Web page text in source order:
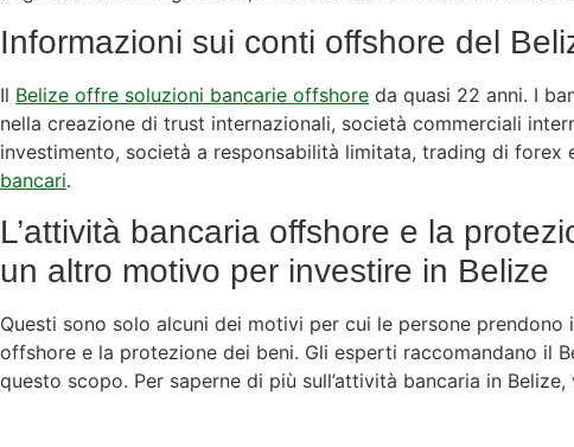
Informazioni sui conti offshore del
Il Belize offre soluzioni bancarie offshore da quasi 22 anni. I
nella creazione di trust internazionali, società commerciali
investimento, società a responsabilità limitata, trading di forex
bancari.
L’attività bancaria offshore e la
un altro motivo per investire in Belize
Questi sono solo alcuni dei motivi per cui le persone
offshore e la protezione dei beni. Gli esperti raccomandano il
questo scopo. Per saperne di più sull’attività bancaria in Belize,